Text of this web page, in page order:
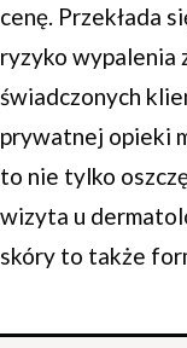
cenę. Przekłada
ryzyko wypalenia
świadczonych
prywatnej opieki
to nie tylko
wizyta u
skóry to także